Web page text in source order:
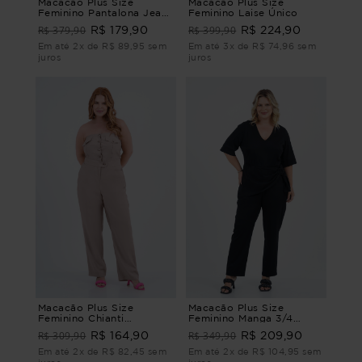
Feminino Pantalona Jeans
Euphoria MACACÃO
PANTALONA JEANS
EUPHORIA G1 - 48
R$ 379,90 R$ 179,90
Em até 2x de R$ 89,95 sem
juros
Feminino Laise Único
R$ 399,90 R$ 224,90
Em até 3x de R$ 74,96 sem
juros
Macacão Plus Size
Feminino Chianti
MACACÃO CHIANTI Bege
G1 - 48
R$ 309,90 R$ 164,90
Em até 2x de R$ 82,45 sem
Macacão Plus Size
Feminino Manga 3/4
R$ 349,90 R$ 209,90
Em até 2x de R$ 104,95 sem